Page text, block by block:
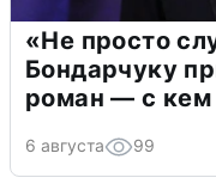
«Не просто
Бондарчуку
роман — с кем
6 августа 99